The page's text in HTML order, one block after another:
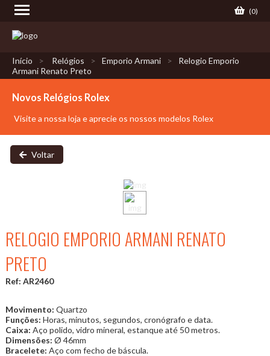
(0)
Início Relógios Emporio Armani
Relogio Emporio
Armani Renato Preto
Novos Relógios Rolex
Visite a nossa loja e aprecie os nossos modelos Rolex
Voltar
RELOGIO EMPORIO ARMANI RENATO
PRETO
Ref: AR2460
Movimento: Quartzo
Funções: Horas, minutos, segundos, cronógrafo e data.
Caixa: Aço polido, vidro mineral, estanque até 50 metros.
Dimensões: Ø 46mm
Bracelete: Aço com fecho de báscula.